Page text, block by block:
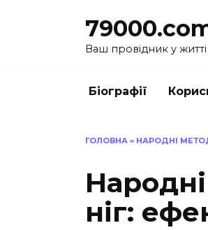
Ваш провідник у
Біографії
ГОЛОВНА » НАРОДНІ
ніг: